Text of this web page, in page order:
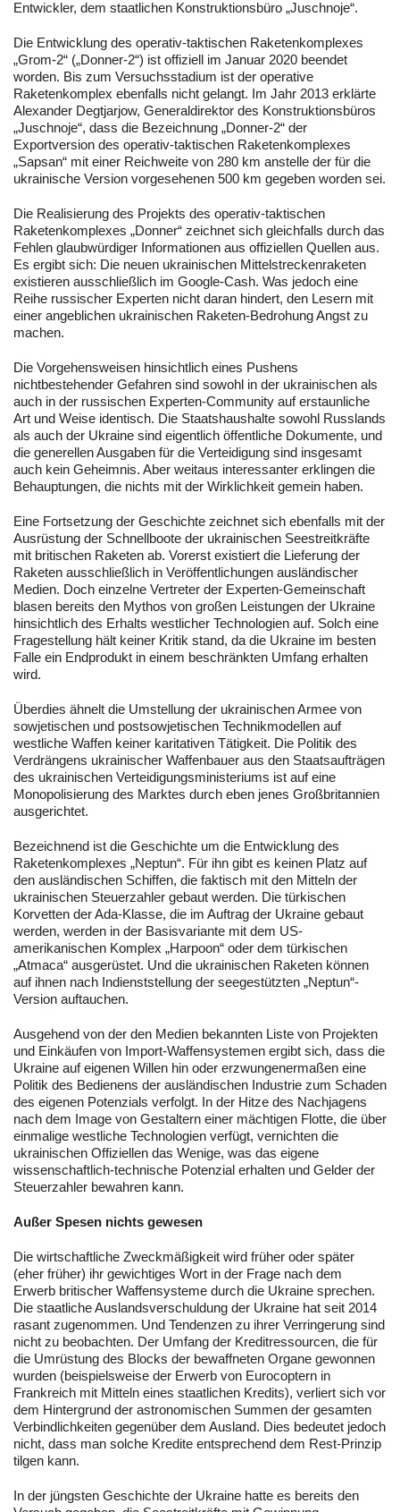
Entwickler, dem staatlichen Konstruktionsbüro „Juschnoje“.
Die Entwicklung des operativ-taktischen Raketenkomplexes
„Grom-2“ („Donner-2“) ist offiziell im Januar 2020 beendet
worden. Bis zum Versuchsstadium ist der operative
Raketenkomplex ebenfalls nicht gelangt. Im Jahr 2013 erklärte
Alexander Degtjarjow, Generaldirektor des Konstruktionsbüros
„Juschnoje“, dass die Bezeichnung „Donner-2“ der
Exportversion des operativ-taktischen Raketenkomplexes
„Sapsan“ mit einer Reichweite von 280 km anstelle der für die
ukrainische Version vorgesehenen 500 km gegeben worden sei.
Die Realisierung des Projekts des operativ-taktischen
Raketenkomplexes „Donner“ zeichnet sich gleichfalls durch das
Fehlen glaubwürdiger Informationen aus offiziellen Quellen aus.
Es ergibt sich: Die neuen ukrainischen Mittelstreckenraketen
existieren ausschließlich im Google-Cash. Was jedoch eine
Reihe russischer Experten nicht daran hindert, den Lesern mit
einer angeblichen ukrainischen Raketen-Bedrohung Angst zu
machen.
Die Vorgehensweisen hinsichtlich eines Pushens
nichtbestehender Gefahren sind sowohl in der ukrainischen als
auch in der russischen Experten-Community auf erstaunliche
Art und Weise identisch. Die Staatshaushalte sowohl Russlands
als auch der Ukraine sind eigentlich öffentliche Dokumente, und
die generellen Ausgaben für die Verteidigung sind insgesamt
auch kein Geheimnis. Aber weitaus interessanter erklingen die
Behauptungen, die nichts mit der Wirklichkeit gemein haben.
Eine Fortsetzung der Geschichte zeichnet sich ebenfalls mit der
Ausrüstung der Schnellboote der ukrainischen Seestreitkräfte
mit britischen Raketen ab. Vorerst existiert die Lieferung der
Raketen ausschließlich in Veröffentlichungen ausländischer
Medien. Doch einzelne Vertreter der Experten-Gemeinschaft
blasen bereits den Mythos von großen Leistungen der Ukraine
hinsichtlich des Erhalts westlicher Technologien auf. Solch eine
Fragestellung hält keiner Kritik stand, da die Ukraine im besten
Falle ein Endprodukt in einem beschränkten Umfang erhalten
wird.
Überdies ähnelt die Umstellung der ukrainischen Armee von
sowjetischen und postsowjetischen Technikmodellen auf
westliche Waffen keiner karitativen Tätigkeit. Die Politik des
Verdrängens ukrainischer Waffenbauer aus den Staatsaufträgen
des ukrainischen Verteidigungsministeriums ist auf eine
Monopolisierung des Marktes durch eben jenes Großbritannien
ausgerichtet.
Bezeichnend ist die Geschichte um die Entwicklung des
Raketenkomplexes „Neptun“. Für ihn gibt es keinen Platz auf
den ausländischen Schiffen, die faktisch mit den Mitteln der
ukrainischen Steuerzahler gebaut werden. Die türkischen
Korvetten der Ada-Klasse, die im Auftrag der Ukraine gebaut
werden, werden in der Basisvariante mit dem US-
amerikanischen Komplex „Harpoon“ oder dem türkischen
„Atmaca“ ausgerüstet. Und die ukrainischen Raketen können
auf ihnen nach Indienststellung der seegestützten „Neptun“-
Version auftauchen.
Ausgehend von der den Medien bekannten Liste von Projekten
und Einkäufen von Import-Waffensystemen ergibt sich, dass die
Ukraine auf eigenen Willen hin oder erzwungenermaßen eine
Politik des Bedienens der ausländischen Industrie zum Schaden
des eigenen Potenzials verfolgt. In der Hitze des Nachjagens
nach dem Image von Gestaltern einer mächtigen Flotte, die über
einmalige westliche Technologien verfügt, vernichten die
ukrainischen Offiziellen das Wenige, was das eigene
wissenschaftlich-technische Potenzial erhalten und Gelder der
Steuerzahler bewahren kann.
Außer Spesen nichts gewesen
Die wirtschaftliche Zweckmäßigkeit wird früher oder später
(eher früher) ihr gewichtiges Wort in der Frage nach dem
Erwerb britischer Waffensysteme durch die Ukraine sprechen.
Die staatliche Auslandsverschuldung der Ukraine hat seit 2014
rasant zugenommen. Und Tendenzen zu ihrer Verringerung sind
nicht zu beobachten. Der Umfang der Kreditressourcen, die für
die Umrüstung des Blocks der bewaffneten Organe gewonnen
wurden (beispielsweise der Erwerb von Eurocoptern in
Frankreich mit Mitteln eines staatlichen Kredits), verliert sich vor
dem Hintergrund der astronomischen Summen der gesamten
Verbindlichkeiten gegenüber dem Ausland. Dies bedeutet jedoch
nicht, dass man solche Kredite entsprechend dem Rest-Prinzip
tilgen kann.
In der jüngsten Geschichte der Ukraine hatte es bereits den